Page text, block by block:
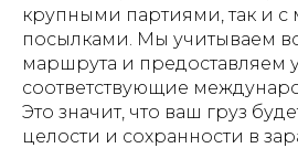
крупными партиями, так и с
посылками. Мы учитываем
маршрута и предоставляем
соответствующие
Это значит, что ваш груз
целости и сохранности в